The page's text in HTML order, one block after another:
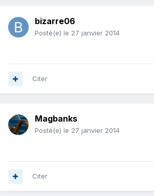
bizarre06
Posté(e) le 27 janvier 2014
Citer
Magbanks
Posté(e) le 27 janvier 2014
Citer